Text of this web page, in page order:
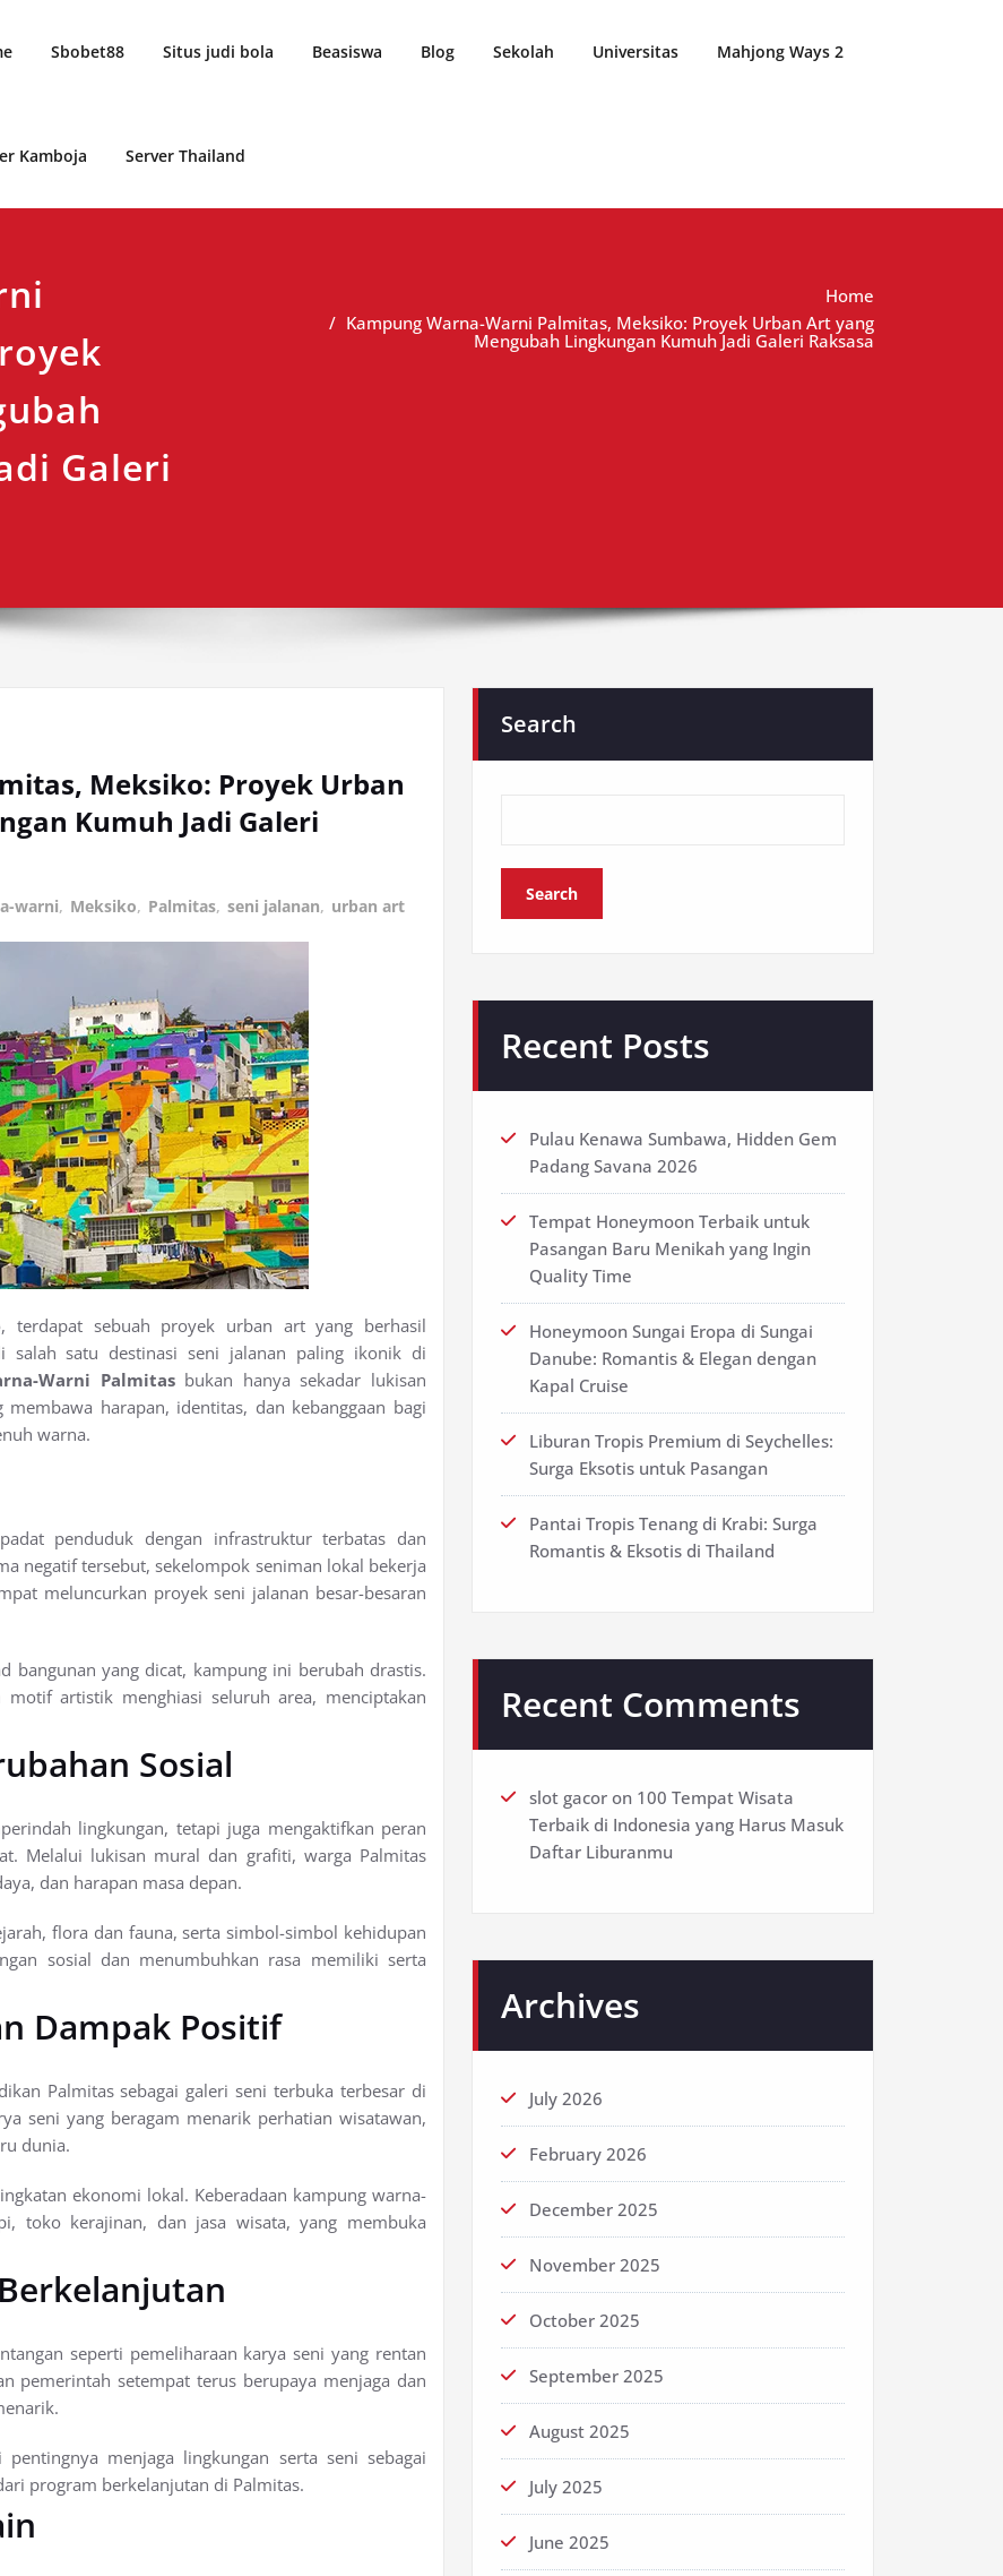
Sbobet88 Situs judi bola Beasiswa Blog Sekolah Universitas Mahjong Ways 2
Kamboja Server Thailand
Galeri
Home
Kampung Warna-Warni Palmitas, Meksiko: Proyek Urban Art yang
Mengubah Lingkungan Kumuh Jadi Galeri Raksasa
Meksiko: Proyek Urban
Kumuh Jadi Galeri
warni, Meksiko, Palmitas, seni jalanan, urban art
terdapat sebuah proyek urban art yang berhasil
salah satu destinasi seni jalanan paling ikonik di
Warni Palmitasbukan hanya sekadar lukisan
harapan, identitas, dan kebanggaan bagi
warna.
penduduk dengan infrastruktur terbatas dan
negatif tersebut, sekelompok seniman lokal bekerja
meluncurkan proyek seni jalanan besar-besaran
bangunan yang dicat, kampung ini berubah drastis.
artistik menghiasi seluruh area, menciptakan
Sosial
lingkungan, tetapi juga mengaktifkan peran
Melalui lukisan mural dan grafiti, warga Palmitas
dan harapan masa depan.
flora dan fauna, serta simbol-simbol kehidupan
sosial dan menumbuhkan rasa memiliki serta
Dampak Positif
Palmitas sebagai galeri seni terbuka terbesar di
seni yang beragam menarik perhatian wisatawan,
dunia.
ekonomi lokal. Keberadaan kampung warna-
toko kerajinan, dan jasa wisata, yang membuka
seperti pemeliharaan karya seni yang rentan
pemerintah setempat terus berupaya menjaga dan
menjaga lingkungan serta seni sebagai
program berkelanjutan di Palmitas.
Search
Search
Recent Posts
Pulau Kenawa Sumbawa, Hidden Gem
Padang Savana 2026
Tempat Honeymoon Terbaik untuk
Pasangan Baru Menikah yang Ingin
Quality Time
Honeymoon Sungai Eropa di Sungai
Danube: Romantis & Elegan dengan
Kapal Cruise
Liburan Tropis Premium di Seychelles:
Surga Eksotis untuk Pasangan
Pantai Tropis Tenang di Krabi: Surga
Romantis & Eksotis di Thailand
Recent Comments
slot gacor on 100 Tempat Wisata
Terbaik di Indonesia yang Harus Masuk
Daftar Liburanmu
Archives
July 2026
February 2026
December 2025
November 2025
October 2025
September 2025
August 2025
July 2025
June 2025